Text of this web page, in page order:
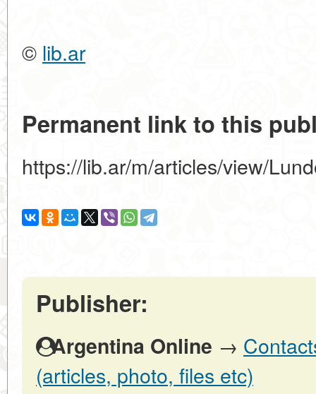
© lib.ar
Permanent link to this
https://lib.ar/m/articles/view/
Publisher:
Argentina Online →
(articles, photo, files etc)